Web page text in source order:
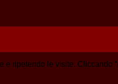
ripetendo le visite. Cliccando